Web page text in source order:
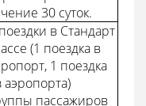
30 суток.
в Стандарт
(1 поездка в
1 поездка
аэропорта)
пассажиров